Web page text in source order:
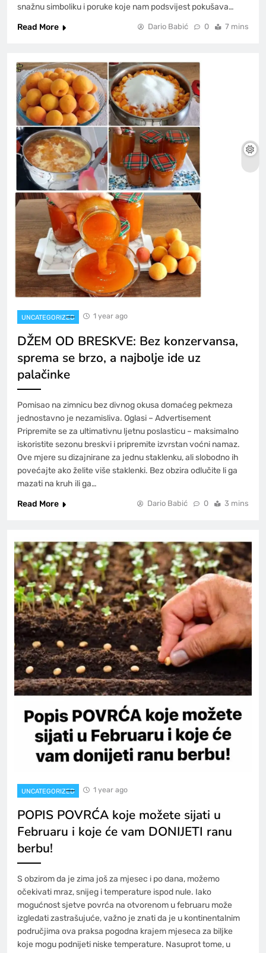
snažnu simboliku i poruke koje nam podsvijest pokušava…
Read More
Dario Babić 0 7 mins
UNCATEGORIZED 1 year ago
DŽEM OD BRESKVE: Bez konzervansa,
sprema se brzo, a najbolje ide uz
palačinke
Pomisao na zimnicu bez divnog okusa domaćeg pekmeza
jednostavno je nezamisliva. Oglasi – Advertisement
Pripremite se za ultimativnu ljetnu poslasticu – maksimalno
iskoristite sezonu breskvi i pripremite izvrstan voćni namaz.
Ove mjere su dizajnirane za jednu staklenku, ali slobodno ih
povećajte ako želite više staklenki. Bez obzira odlučite li ga
mazati na kruh ili ga…
Read More
Dario Babić 0 3 mins
UNCATEGORIZED 1 year ago
POPIS POVRĆA koje možete sijati u
Februaru i koje će vam DONIJETI ranu
berbu!
S obzirom da je zima još za mjesec i po dana, možemo
očekivati ​​mraz, snijeg i temperature ispod nule. Iako
mogućnost sjetve povrća na otvorenom u februaru može
izgledati zastrašujuće, važno je znati da je u kontinentalnim
područjima ova praksa pogodna krajem mjeseca za biljke
koje mogu podnijeti niske temperature. Nasuprot tome, u